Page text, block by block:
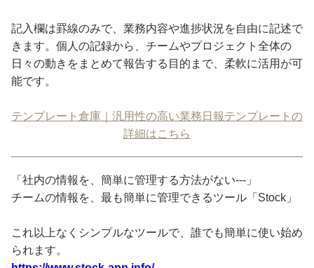
記入欄は罫線のみで、業務内容や進捗状況を自由に記述で
きます。個人の記録から、チームやプロジェクト全体の
日々の動きをまとめて報告する目的まで、柔軟に活用が可
能です。
テンプレート倉庫｜汎用性の高い業務日報テンプレートの
詳細はこちら
「社内の情報を、簡単に管理する方法がない---」
チームの情報を、最も簡単に管理できるツール「Stock」
これ以上なくシンプルなツールで、誰でも簡単に使い始め
られます。